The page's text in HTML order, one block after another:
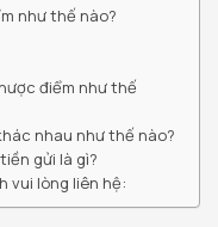
như thế nào?
điểm như thế
nhau như thế nào?
gửi là gì?
vui lòng liên hệ: